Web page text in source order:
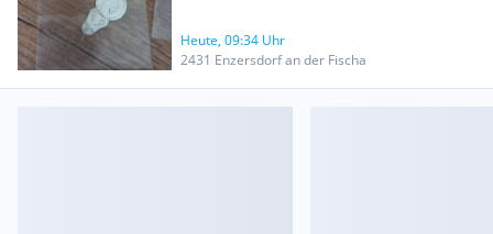
Heute, 09:34 Uhr
2431 Enzersdorf an der Fischa